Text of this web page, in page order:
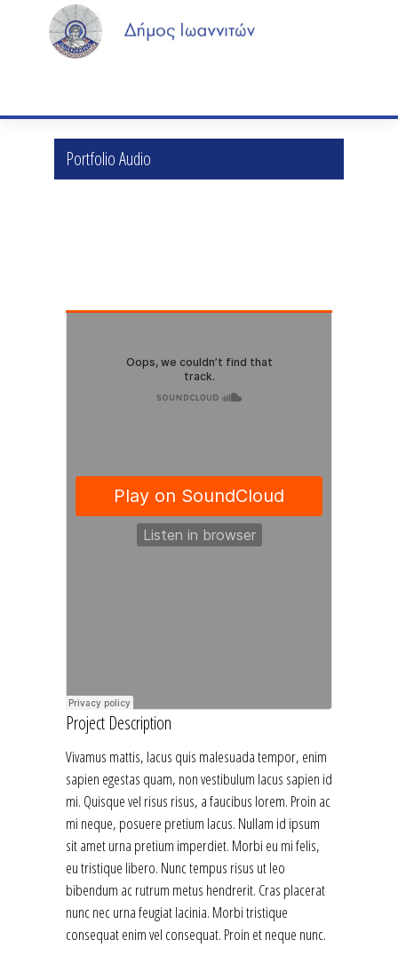
Portfolio Audio
Project Description
Vivamus mattis, lacus quis malesuada tempor, enim
sapien egestas quam, non vestibulum lacus sapien id
mi. Quisque vel risus risus, a faucibus lorem. Proin ac
mi neque, posuere pretium lacus. Nullam id ipsum
sit amet urna pretium imperdiet. Morbi eu mi felis,
eu tristique libero. Nunc tempus risus ut leo
bibendum ac rutrum metus hendrerit. Cras placerat
nunc nec urna feugiat lacinia. Morbi tristique
consequat enim vel consequat. Proin et neque nunc.